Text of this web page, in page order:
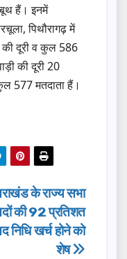
हैं। इनमें
पिथौरागढ़ में
दूरी व कुल 586
की दूरी 20
577 मतदाता हैं।
के राज्य सभा
की 92 प्रतिशत
निधि खर्च होने को
शेष